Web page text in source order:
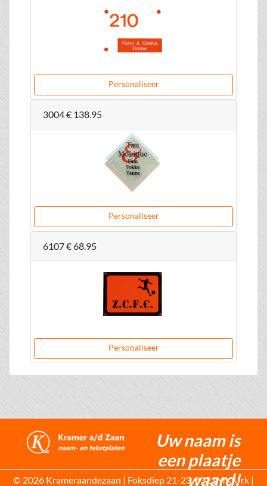
Personaliseer
3004€ 138.95
Personaliseer
6107€ 68.95
Personaliseer
Uw naam is
een plaatje
waard!
© 2026 Krameraandezaan | Foksdiep 21-23, 8321MK Urk |